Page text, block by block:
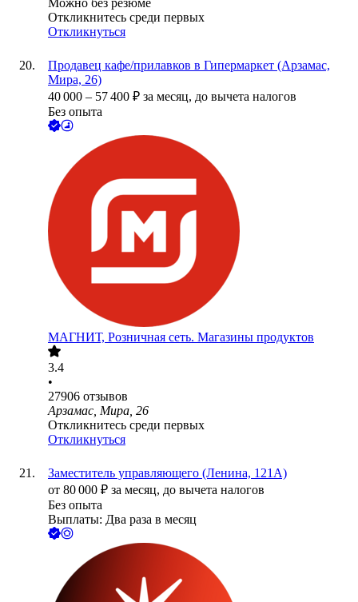
Можно без резюме
Откликнитесь среди первых
Откликнуться
Продавец кафе/прилавков в Гипермаркет (Арзамас,
Мира, 26)
40 000 – 57 400 ₽ за месяц, до вычета налогов
Без опыта
МАГНИТ, Розничная сеть. Магазины продуктов
3.4
•
27906 отзывов
Арзамас, Мира, 26
Откликнитесь среди первых
Откликнуться
Заместитель управляющего (Ленина, 121А)
от 80 000 ₽ за месяц, до вычета налогов
Без опыта
Выплаты: Два раза в месяц